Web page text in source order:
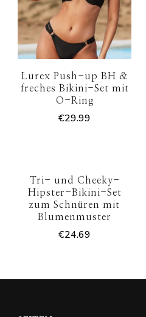
Lurex Push-up BH &
freches Bikini-Set mit
O-Ring
€29.99
Tri- und Cheeky-
Hipster-Bikini-Set
zum Schnüren mit
Blumenmuster
€24.69